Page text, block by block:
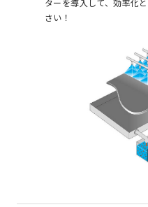
ターを導入して、効率化
さい！